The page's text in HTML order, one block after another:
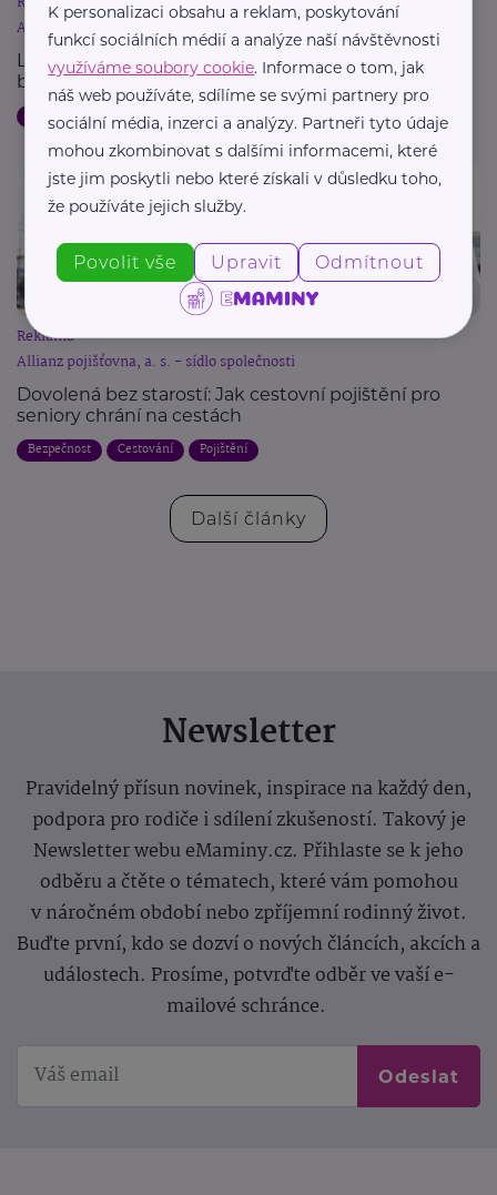
Allianz pojišťovna, a. s. - sídlo společnosti
Letní dovolená a pojištění: Jak chránit svůj majetek
během cest
Dovolená Bezpečnost Cestování Pojištění
Reklama
Allianz pojišťovna, a. s. - sídlo společnosti
Dovolená bez starostí: Jak cestovní pojištění pro
seniory chrání na cestách
Bezpečnost Cestování Pojištění
Další články
Newsletter
Pravidelný přísun novinek, inspirace na každý den,
podpora pro rodiče i sdílení zkušeností. Takový je
Newsletter webu eMaminy.cz. Přihlaste se k jeho
odběru a čtěte o tématech, které vám pomohou
v náročném období nebo zpříjemní rodinný život.
Buďte první, kdo se dozví o nových článcích, akcích a
událostech. Prosíme, potvrďte odběr ve vaší e-
mailové schránce.
Odeslat
K personalizaci obsahu a reklam, poskytování
funkcí sociálních médií a analýze naší návštěvnosti
využíváme soubory cookie. Informace o tom, jak
náš web používáte, sdílíme se svými partnery pro
sociální média, inzerci a analýzy. Partneři tyto údaje
mohou zkombinovat s dalšími informacemi, které
jste jim poskytli nebo které získali v důsledku toho,
že používáte jejich služby.
Povolit vše Upravit Odmítnout